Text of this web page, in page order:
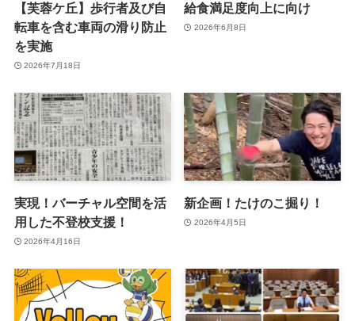
【芙蓉ケ丘】歩行者及び自
転車を含む車両の滑り防止
を実施
2026年7月18日
給食満足度向上に向け
2026年6月8日
実現！バーチャル空間を活
用した不登校支援！
2026年4月16日
新企画！たけのこ掘り！
2026年4月5日